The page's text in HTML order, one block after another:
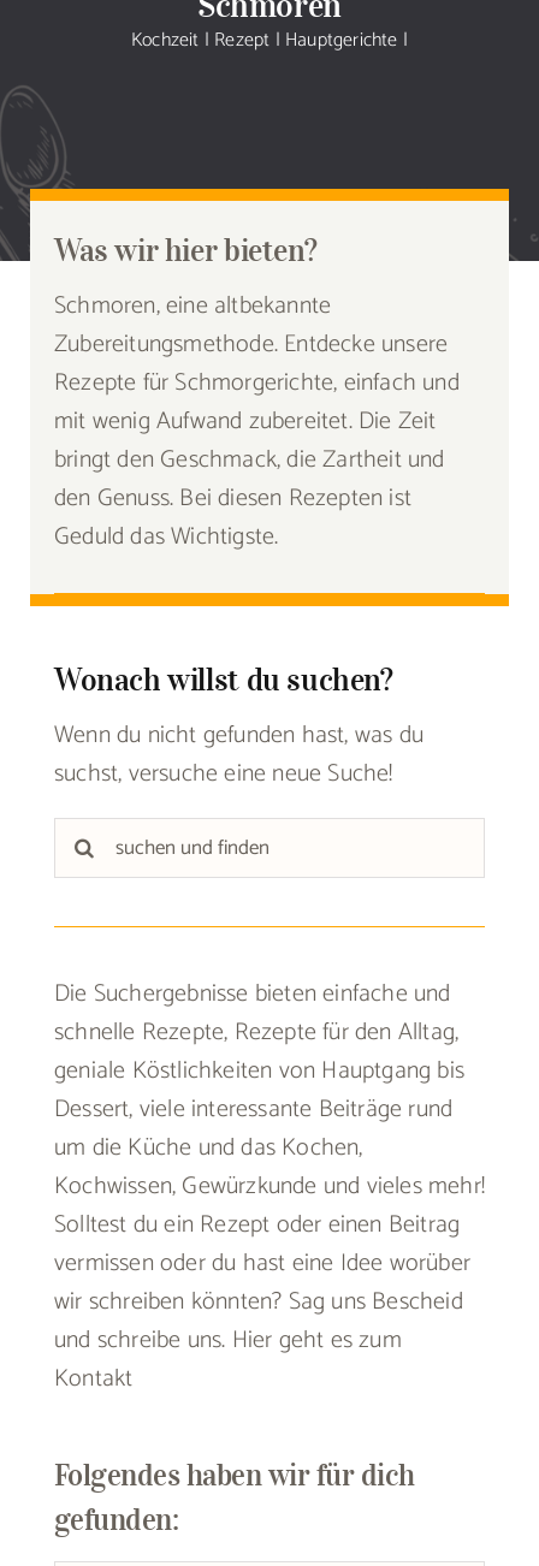
Shop
Blog
Portfolio
Galerie
Rezept senden
Kochzeit | Rezept | Hauptgerichte |
Was wir hier bieten?
Schmoren, eine altbekannte
Zubereitungsmethode. Entdecke unsere
Rezepte für Schmorgerichte, einfach und
mit wenig Aufwand zubereitet. Die Zeit
bringt den Geschmack, die Zartheit und
den Genuss. Bei diesen Rezepten ist
Geduld das Wichtigste.
Wonach willst du suchen?
Wenn du nicht gefunden hast, was du
suchst, versuche eine neue Suche!
Suche
nach:
Die Suchergebnisse bieten einfache und
schnelle Rezepte, Rezepte für den Alltag,
geniale Köstlichkeiten von Hauptgang bis
Dessert, viele interessante Beiträge rund
um die Küche und das Kochen,
Kochwissen, Gewürzkunde und vieles mehr!
Solltest du ein Rezept oder einen Beitrag
vermissen oder du hast eine Idee worüber
wir schreiben könnten? Sag uns Bescheid
und schreibe uns. Hier geht es zum
Kontakt
Folgendes haben wir für dich
gefunden: